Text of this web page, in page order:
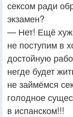
сексом ради
экзамен?
— Нет! Ещё
не поступим в
достойную
негде будет
не займёмся
голодное
в испанском!!!